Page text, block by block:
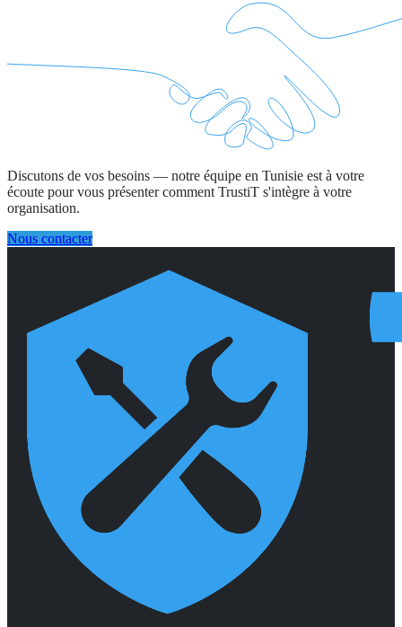
Discutons de vos besoins — notre équipe en Tunisie est à votre
écoute pour vous présenter comment TrustiT s'intègre à votre
organisation.
Nous contacter